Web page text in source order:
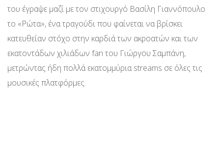
του έγραψε μαζί με τον στιχουργό Βασίλη Γιαννόπουλο
το «Ρώτα», ένα τραγούδι που φαίνεται να βρίσκει
κατευθείαν στόχο στην καρδιά των ακροατών και των
εκατοντάδων χιλιάδων fan του Γιώργου Σαμπάνη,
μετρώντας ήδη πολλά εκατομμύρια streams σε όλες τις
μουσικές πλατφόρμες.